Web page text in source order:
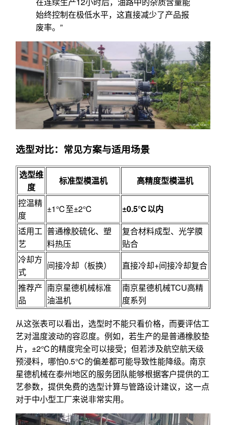
始终控制在极低水平，这直接减少了产品报
废率。”
选型对比：常见方案与适用场景
选型维
度
标准型模温机
高精度型模温机
控温精
度
±1℃至±2℃
±0.5℃以内
适用工
艺
普通橡胶硫化、塑
料热压
复合材料成型、光学膜
贴合
冷却方
式
间接冷却（板换）
直接冷却+间接冷却复合
推荐产
品
南京星德机械标准
油温机
南京星德机械TCU高精
度系列
从这张表可以看出，选型时不能只看价格，而要评估工
艺对温度波动的容忍度。例如，若生产的是普通橡胶垫
片，±2℃的精度完全可以接受；但若涉及航空航天级
预浸料，哪怕0.5℃的偏差都可能导致性能降级。南京
星德机械在泰州地区的服务团队能够根据客户提供的工
艺参数，提供免费的选型计算与管路设计建议，这一点
对于中小型工厂来说非常实用。